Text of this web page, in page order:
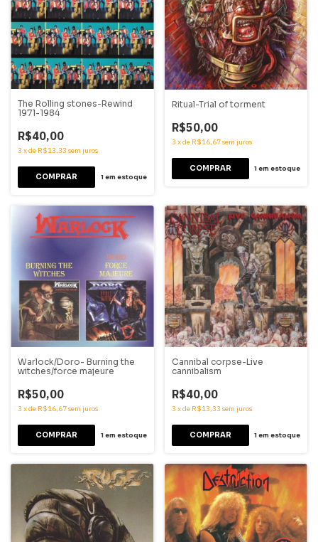
The Rolling stones-Rewind
1971-1984
R$40,00
3 xde R$13,33 sem juros
1em estoque
Ritual-Trial of torment
R$50,00
3 xde R$16,67sem juros
1em estoque
Warlock/Doro- Burning the
witches/force majeure
R$50,00
3 xde R$16,67sem juros
1em estoque
Cannibal corpse-Live
cannibalism
R$40,00
3 xde R$13,33 sem juros
1em estoque